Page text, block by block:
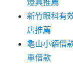
燈具推薦
新竹眼科有
店推薦
龜山小額借
車借款